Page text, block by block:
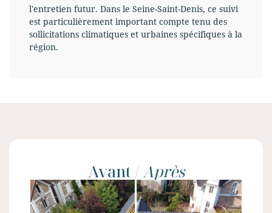
l'entretien futur. Dans le Seine-Saint-Denis, ce suivi
est particulièrement important compte tenu des
sollicitations climatiques et urbaines spécifiques à la
région.
Avant / Après